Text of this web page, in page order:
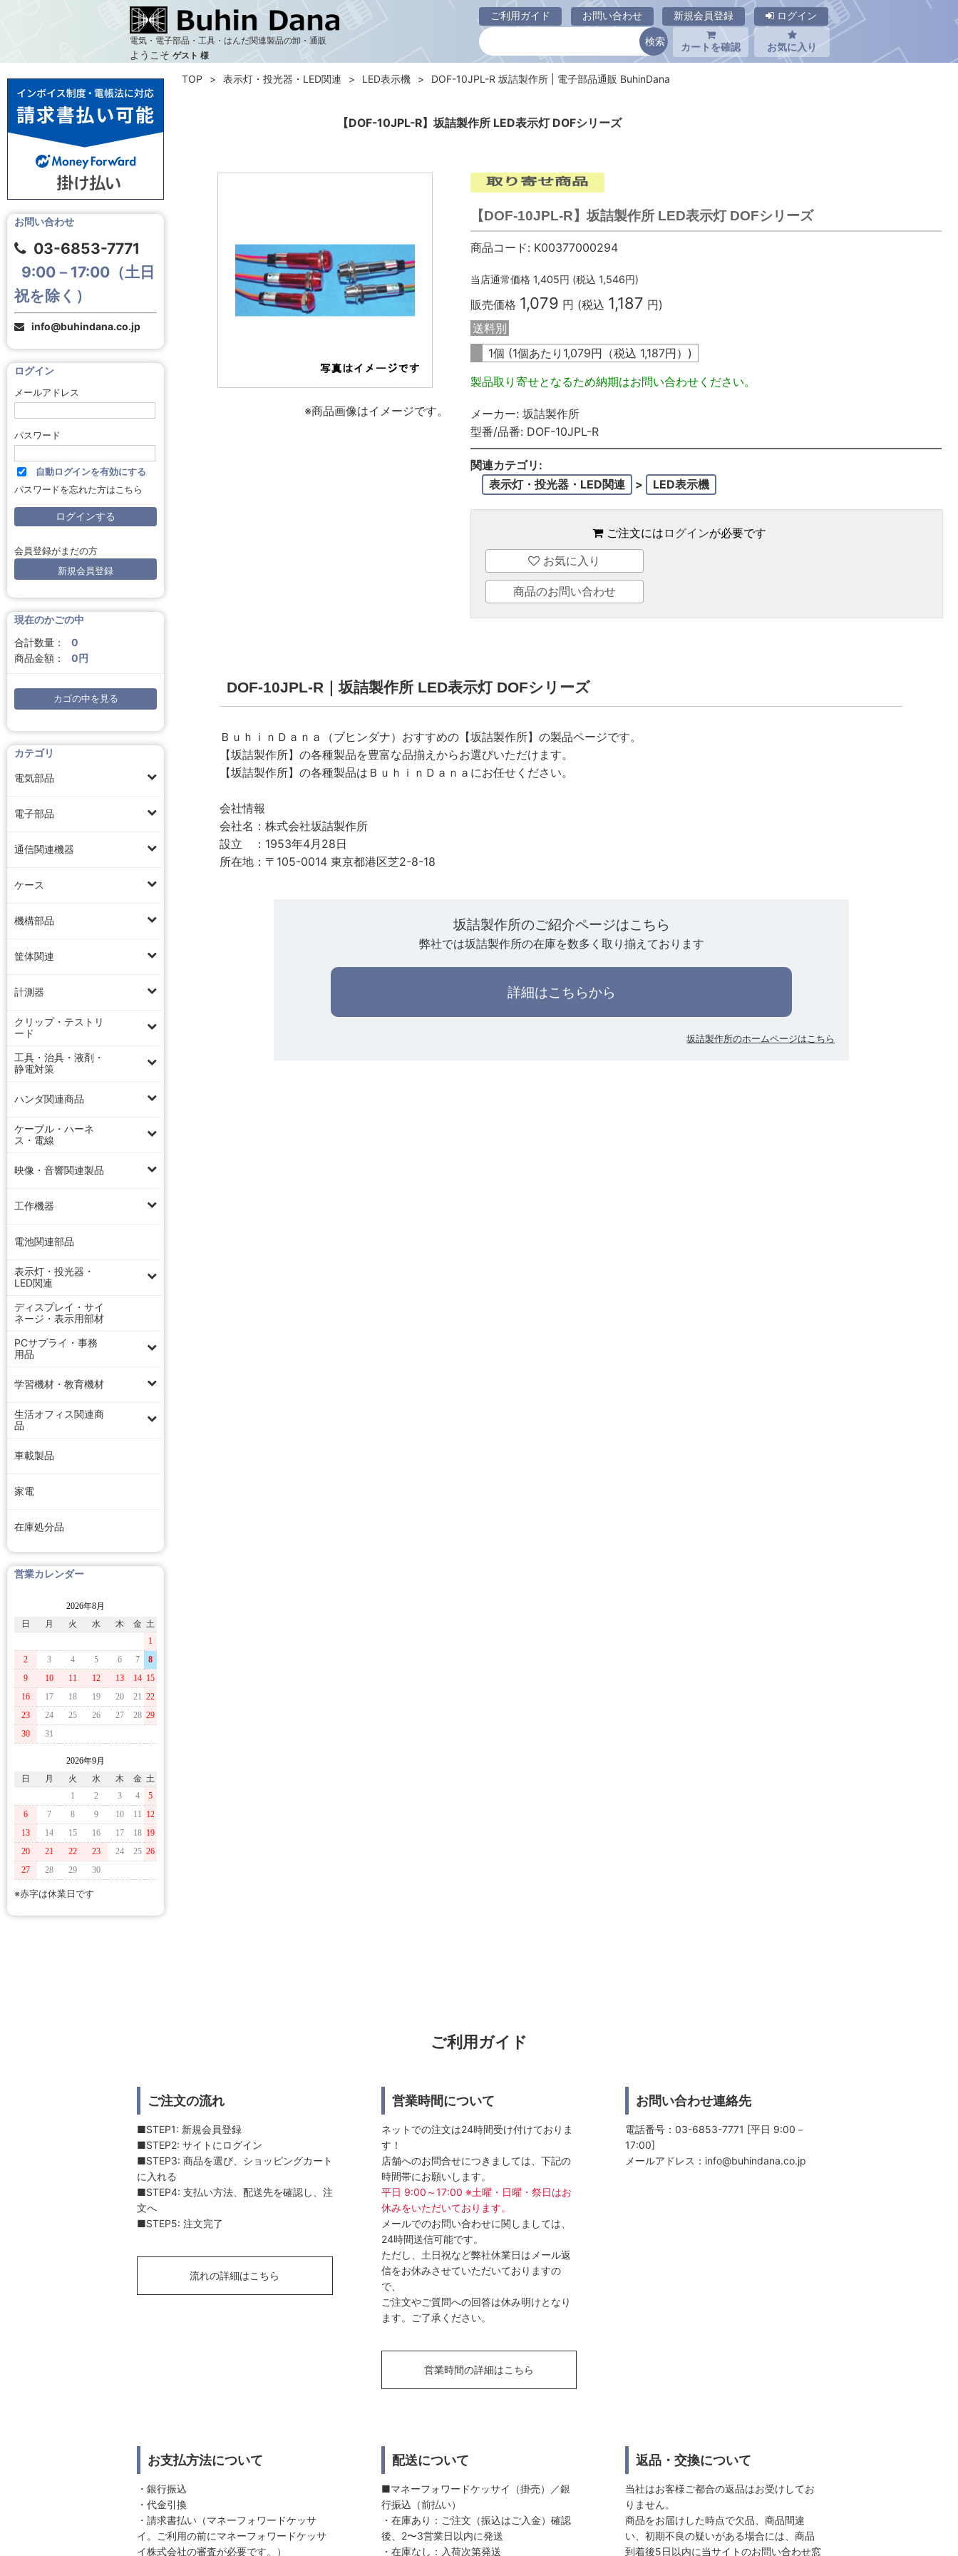
電気・電子部品・工具・はんだ関連製品の卸・通販
ようこそ ゲスト 様
ご利用ガイド お問い合わせ 新規会員登録 ログイン
カートを確認 お気に入り
【DOF-10JPL-R】坂詰製作所 LED表示灯 DOFシリーズ
お問い合わせ
03-6853-7771
9:00－17:00（土日
祝を除く）
info@buhindana.co.jp
ログイン
メールアドレス
パスワード
自動ログインを有効にする
パスワードを忘れた方はこちら
会員登録がまだの方
新規会員登録
現在のかごの中
合計数量：
0
商品金額：
0円
カゴの中を見る
カテゴリ
電気部品
電子部品
通信関連機器
ケース
機構部品
筐体関連
計測器
クリップ・テストリ
ード
工具・治具・液剤・
静電対策
ハンダ関連商品
ケーブル・ハーネ
ス・電線
映像・音響関連製品
工作機器
電池関連部品
表示灯・投光器・
LED関連
ディスプレイ・サイ
ネージ・表示用部材
PCサプライ・事務
用品
学習機材・教育機材
生活オフィス関連商
品
車載製品
家電
在庫処分品
営業カレンダー
2026年8月
日
月 火 水 木 金 土
1
2
3 4 5 6 7
8
9
10 11 12 13 14 15
16
17 18 19 20 21 22
23
24 25 26 27 28 29
30
31
2026年9月
日
月 火 水 木 金 土
1
2 3 4
5
6
7 8 9 10 11 12
13
14 15 16 17 18 19
20
21 22 23 24 25 26
27
28 29 30
※赤字は休業日です
TOP 表示灯・投光器・LED関連 LED表示機 DOF-10JPL-R 坂詰製作所 | 電子部品通販 BuhinDana
※商品画像はイメージです。
【DOF-10JPL-R】坂詰製作所 LED表示灯 DOFシリーズ
商品コード: K00377000294
当店通常価格 1,405円 (税込 1,546円)
販売価格 1,079 円 (税込 1,187 円)
送料別
1個 (1個あたり 1,079円（税込 1,187円）)
製品取り寄せとなるため納期はお問い合わせください。
メーカー: 坂詰製作所
型番/品番: DOF-10JPL-R
関連カテゴリ:
表示灯・投光器・LED関連
> LED表示機
ご注文には ログインが必要です
お気に入り
商品のお問い合わせ
DOF-10JPL-R｜坂詰製作所 LED表示灯 DOFシリーズ
ＢｕｈｉｎＤａｎａ（ブヒンダナ）おすすめの【坂詰製作所】の製品ページです。
【坂詰製作所】の各種製品を豊富な品揃えからお選びいただけます。
【坂詰製作所】の各種製品はＢｕｈｉｎＤａｎａにお任せください。
会社情報
会社名：株式会社坂詰製作所
設立 ：1953年4月28日
所在地：〒105-0014 東京都港区芝2-8-18
坂詰製作所のご紹介ページはこちら
弊社では坂詰製作所の在庫を数多く取り揃えております
詳細はこちらから
坂詰製作所のホームページはこちら
ご利用ガイド
ご注文の流れ
■STEP1: 新規会員登録
■STEP2: サイトにログイン
■STEP3: 商品を選び、ショッピングカート
に入れる
■STEP4: 支払い方法、配送先を確認し、注
文へ
■STEP5: 注文完了
流れの詳細はこちら
営業時間について
ネットでの注文は24時間受け付けておりま
す！
店舗へのお問合せにつきましては、下記の
時間帯にお願いします。
平日 9:00～17:00 ※土曜・日曜・祭日はお
休みをいただいております。
メールでのお問い合わせに関しましては、
24時間送信可能です。
ただし、土日祝など弊社休業日はメール返
信をお休みさせていただいておりますの
で、
ご注文やご質問への回答は休み明けとなり
ます。ご了承ください。
営業時間の詳細はこちら
お問い合わせ連絡先
電話番号：03-6853-7771 [平日 9:00－
17:00]
メールアドレス： info@buhindana.co.jp
お支払方法について
・銀行振込
・代金引換
・請求書払い（マネーフォワードケッサ
イ。ご利用の前にマネーフォワードケッサ
イ株式会社の審査が必要です。）
配送について
■マネーフォワードケッサイ（掛売）／銀
行振込（前払い）
・在庫あり：ご注文（振込はご入金）確認
後、2〜3営業日以内に発送
・在庫なし：入荷次第発送
返品・交換について
当社はお客様ご都合の返品はお受けしてお
りません。
商品をお届けした時点で欠品、商品間違
い、初期不良の疑いがある場合には、商品
到着後5日以内に当サイトのお問い合わせ窓